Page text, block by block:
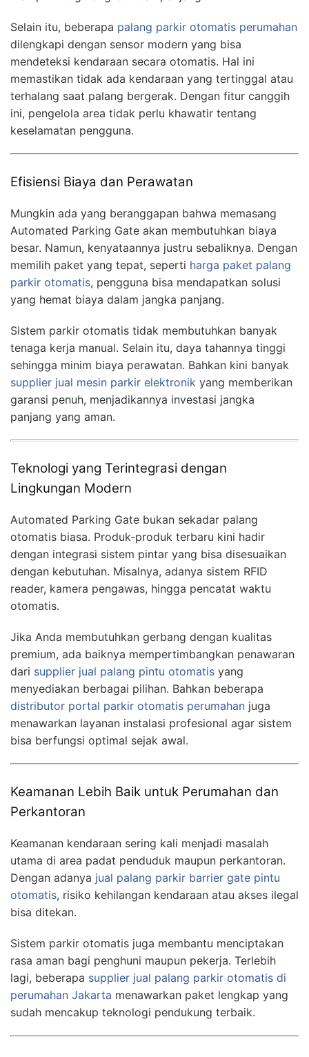
Selain itu, beberapa palang parkir otomatis perumahan
dilengkapi dengan sensor modern yang bisa
mendeteksi kendaraan secara otomatis. Hal ini
memastikan tidak ada kendaraan yang tertinggal atau
terhalang saat palang bergerak. Dengan fitur canggih
ini, pengelola area tidak perlu khawatir tentang
keselamatan pengguna.
Efisiensi Biaya dan Perawatan
Mungkin ada yang beranggapan bahwa memasang
Automated Parking Gate akan membutuhkan biaya
besar. Namun, kenyataannya justru sebaliknya. Dengan
memilih paket yang tepat, seperti harga paket palang
parkir otomatis, pengguna bisa mendapatkan solusi
yang hemat biaya dalam jangka panjang.
Sistem parkir otomatis tidak membutuhkan banyak
tenaga kerja manual. Selain itu, daya tahannya tinggi
sehingga minim biaya perawatan. Bahkan kini banyak
supplier jual mesin parkir elektronik yang memberikan
garansi penuh, menjadikannya investasi jangka
panjang yang aman.
Teknologi yang Terintegrasi dengan
Lingkungan Modern
Automated Parking Gate bukan sekadar palang
otomatis biasa. Produk-produk terbaru kini hadir
dengan integrasi sistem pintar yang bisa disesuaikan
dengan kebutuhan. Misalnya, adanya sistem RFID
reader, kamera pengawas, hingga pencatat waktu
otomatis.
Jika Anda membutuhkan gerbang dengan kualitas
premium, ada baiknya mempertimbangkan penawaran
dari supplier jual palang pintu otomatis yang
menyediakan berbagai pilihan. Bahkan beberapa
distributor portal parkir otomatis perumahan juga
menawarkan layanan instalasi profesional agar sistem
bisa berfungsi optimal sejak awal.
Keamanan Lebih Baik untuk Perumahan dan
Perkantoran
Keamanan kendaraan sering kali menjadi masalah
utama di area padat penduduk maupun perkantoran.
Dengan adanya jual palang parkir barrier gate pintu
otomatis, risiko kehilangan kendaraan atau akses ilegal
bisa ditekan.
Sistem parkir otomatis juga membantu menciptakan
rasa aman bagi penghuni maupun pekerja. Terlebih
lagi, beberapa supplier jual palang parkir otomatis di
perumahan Jakarta menawarkan paket lengkap yang
sudah mencakup teknologi pendukung terbaik.